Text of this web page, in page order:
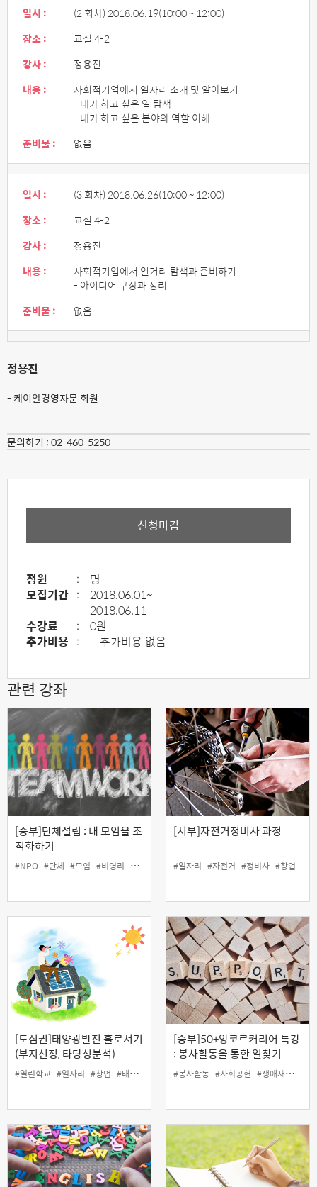
일시 : (2 회차) 2018.06.19(10:00 ~ 12:00)
장소 :
교실 4-2
강사 :
정용진
내용 :
사회적기업에서 일자리 소개 및 알아보기
- 내가 하고 싶은 일 탐색
- 내가 하고 싶은 분야와 역할 이해
준비물 :
없음
일시 : (3 회차) 2018.06.26(10:00 ~ 12:00)
장소 :
교실 4-2
강사 :
정용진
내용 :
사회적기업에서 일거리 탐색과 준비하기
- 아이디어 구상과 정리
준비물 :
없음
정용진
- 케이알경영자문 회원
문의하기 :02-460-5250
신청마감
정원 :
명
모집기간 :
2018.06.01~
2018.06.11
수강료
:
0원
추가비용 : 추가비용 없음
관련 강좌
[중부]단체설립 : 내 모임을 조
직화하기
#NPO #단체 #모임 #비영리 #조직 설계 및 운영 #커뮤니티
[서부]자전거정비사 과정
#일자리 #자전거 #정비사 #창업
[도심권]태양광발전 홀로서기
(부지선정, 타당성분석)
#열린학교 #일자리 #창업 #태양광 #홀로서기 #환경
[중부]50+앙코르커리어 특강
: 봉사활동을 통한 일찾기
#봉사활동 #사회공헌 #생애재설계